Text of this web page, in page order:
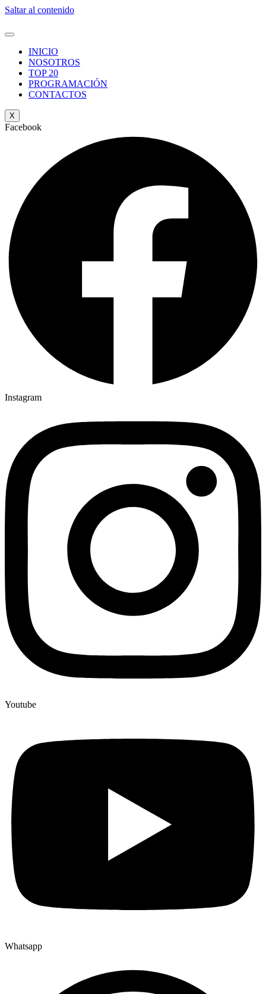
Saltar al contenido
INICIO
NOSOTROS
TOP 20
PROGRAMACIÓN
CONTACTOS
X
Facebook
Instagram
Youtube
Whatsapp